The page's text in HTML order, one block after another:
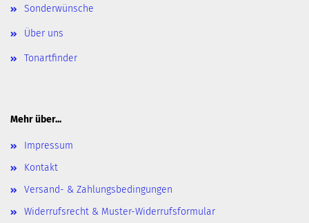
Sonderwünsche
Über uns
Tonartfinder
Mehr über...
Impressum
Kontakt
Versand- & Zahlungsbedingungen
Widerrufsrecht & Muster-Widerrufsformular